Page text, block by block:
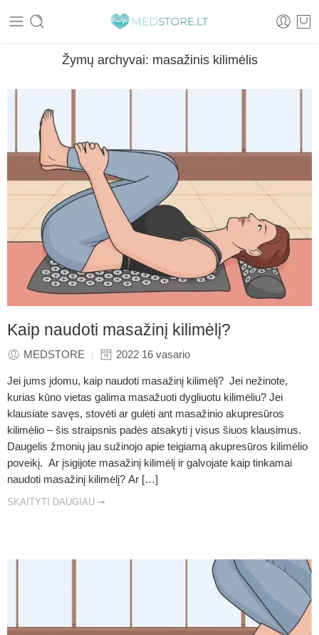
Žymų archyvai: masažinis kilimėlis
Kaip naudoti masažinį kilimėlį?
MEDSTORE 2022 16 vasario
Jei jums įdomu, kaip naudoti masažinį kilimėlį? Jei nežinote,
kurias kūno vietas galima masažuoti dygliuotu kilimėliu? Jei
klausiate savęs, stovėti ar gulėti ant masažinio akupresūros
kilimėlio – šis straipsnis padės atsakyti į visus šiuos klausimus.
Daugelis žmonių jau sužinojo apie teigiamą akupresūros kilimėlio
poveikį. Ar įsigijote masažinį kilimėlį ir galvojate kaip tinkamai
naudoti masažinį kilimėlį? Ar […]
SKAITYTI DAUGIAU ➞